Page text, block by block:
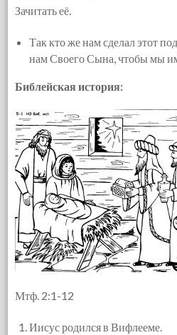
Зачитать её.
Так кто же нам сделал этот
нам Своего Сына, чтобы мы
Библейская история:
Мтф. 2:1-12
Иисус родился в Вифлееме.